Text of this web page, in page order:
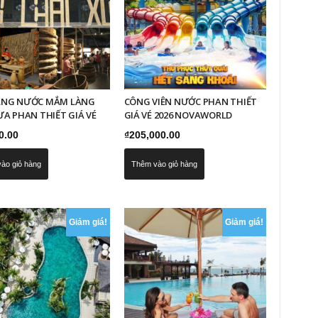
NƯỚC MẮM LÀNG
PHAN THIẾT GIÁ VÉ
giỏ hàng
CÔNG VIÊN NƯỚC PHAN THIẾT
GIÁ VÉ 2026 NOVAWORLD
₫205,000.00
Thêm vào giỏ hàng
Giảm giá! Giảm giá!